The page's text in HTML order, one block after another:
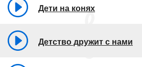
Дети на конях
Детство дружит с нами